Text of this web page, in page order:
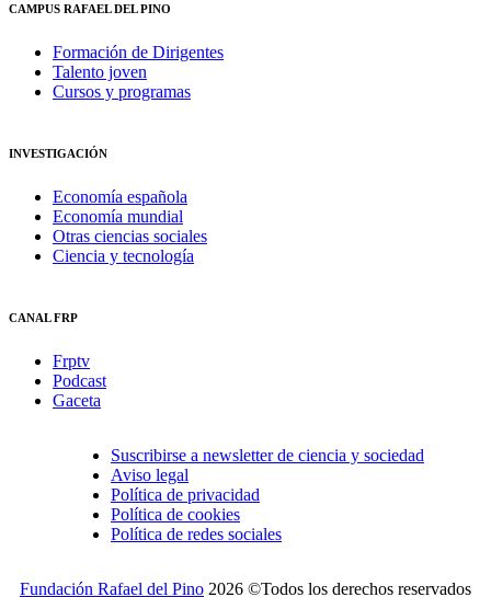
CAMPUS RAFAEL DEL PINO
Formación de Dirigentes
Talento joven
Cursos y programas
INVESTIGACIÓN
Economía española
Economía mundial
Otras ciencias sociales
Ciencia y tecnología
CANAL FRP
Frptv
Podcast
Gaceta
Suscribirse a newsletter de ciencia y sociedad
Aviso legal
Política de privacidad
Política de cookies
Política de redes sociales
Fundación Rafael del Pino 2026 ©Todos los derechos reservados